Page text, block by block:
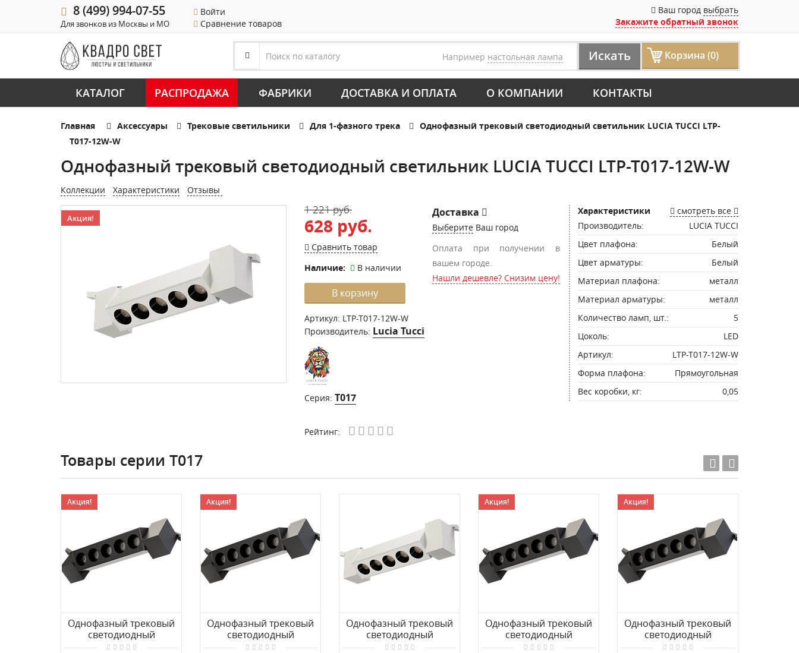
8 (499) 994-07-55
Для звонков из Москвы и МО
Войти
Сравнение товаров
Ваш город выбрать
Закажите обратный звонок
Например настольная лампа Искать Корзина (0)
КАТАЛОГ РАСПРОДАЖА ФАБРИКИ ДОСТАВКА И ОПЛАТА О КОМПАНИИ КОНТАКТЫ
Главная Аксессуары Трековые светильники Для 1-фазного трека
Однофазный трековый светодиодный светильник LUCIA TUCCI LTP-
T017-12W-W
Однофазный трековый светодиодный светильник LUCIA TUCCI LTP-T017-12W-W
Коллекции Характеристики Отзывы
Акция!
1 221 руб.
628 руб.
Сравнить товар
Наличие:
В наличии
В корзину
Артикул: LTP-T017-12W-W
Производитель: Lucia Tucci
Серия: T017
Доставка
Выберите Ваш город
Оплата при получении в
вашем городе.
Нашли дешевле? Снизим цену!
Рейтинг:
Характеристики
смотреть все
Производитель:
LUCIA TUCCI
Цвет плафона:
Белый
Цвет арматуры:
Белый
Материал плафона:
металл
Материал арматуры:
металл
Количество ламп, шт.:
5
Цоколь:
LED
Артикул:
LTP-T017-12W-W
Форма плафона:
Прямоугольная
Вес коробки, кг:
0,05
Товары серии T017
Акция!
Однофазный трековый
светодиодный
светильник LUCIA TUCCI
Акция!
Однофазный трековый
светодиодный
светильник LUCIA TUCCI
Однофазный трековый
светодиодный
светильник LUCIA TUCCI
Акция!
Однофазный трековый
светодиодный
светильник LUCIA TUCCI
Акция!
Однофазный трековый
светодиодный
светильник LUCIA TUCCI